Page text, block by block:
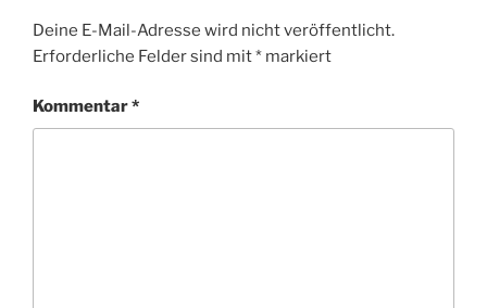
Deine E-Mail-Adresse wird nicht veröffentlicht.
Erforderliche Felder sind mit* markiert
Kommentar*